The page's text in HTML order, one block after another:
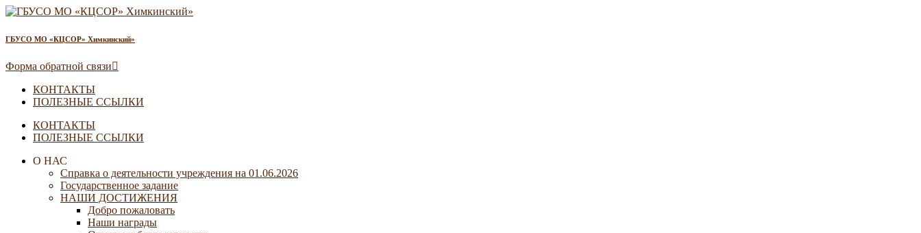
ГБУСО МО «КЦСОР» Химкинский»
Форма обратной связи
КОНТАКТЫ
ПОЛЕЗНЫЕ ССЫЛКИ
КОНТАКТЫ
ПОЛЕЗНЫЕ ССЫЛКИ
О НАС
Справка о деятельности учреждения на 01.06.2026
Государственное задание
НАШИ ДОСТИЖЕНИЯ
Добро пожаловать
Наши награды